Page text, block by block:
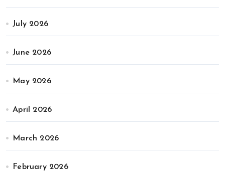
July 2026
June 2026
May 2026
April 2026
March 2026
February 2026